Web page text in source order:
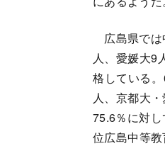
広島県では
人、愛媛大9
格している
人、京都大
75.6％に対
位広島中等